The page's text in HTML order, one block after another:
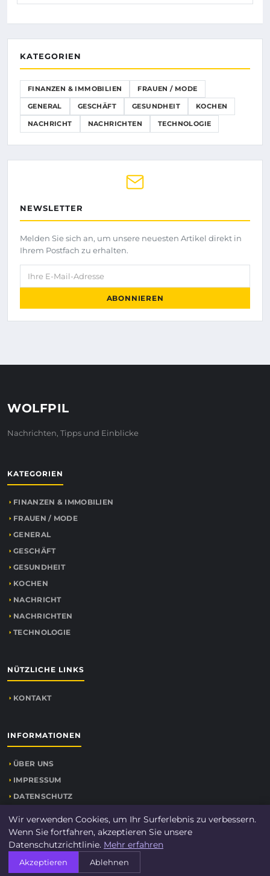
KATEGORIEN
FINANZEN & IMMOBILIEN FRAUEN / MODE
GENERAL GESCHÄFT GESUNDHEIT KOCHEN
NACHRICHT NACHRICHTEN TECHNOLOGIE
NEWSLETTER
Melden Sie sich an, um unsere neuesten Artikel direkt in
Ihrem Postfach zu erhalten.
Ihre E-Mail-Adresse
ABONNIEREN
WOLFPIL
Nachrichten, Tipps und Einblicke
KATEGORIEN
FINANZEN & IMMOBILIEN
FRAUEN / MODE
GENERAL
GESCHÄFT
GESUNDHEIT
KOCHEN
NACHRICHT
NACHRICHTEN
TECHNOLOGIE
NÜTZLICHE LINKS
KONTAKT
INFORMATIONEN
ÜBER UNS
IMPRESSUM
DATENSCHUTZ
© 2026Wolfpil. Alle Rechte vorbehalten.
Wir verwenden Cookies, um Ihr Surferlebnis zu verbessern.
Wenn Sie fortfahren, akzeptieren Sie unsere
Datenschutzrichtlinie. Mehr erfahren
Akzeptieren Ablehnen